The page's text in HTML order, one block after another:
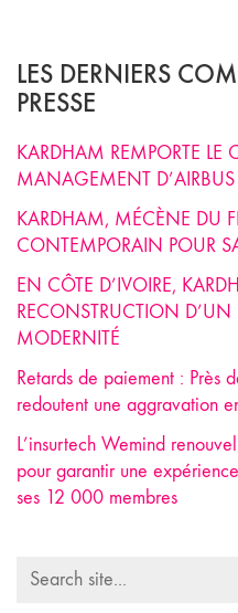
LES DERNIERS
PRESSE
KARDHAM REMPORTE LE
MANAGEMENT D’AIRBUS
KARDHAM, MÉCÈNE DU
CONTEMPORAIN POUR
EN CÔTE D’IVOIRE,
RECONSTRUCTION D’UN
MODERNITÉ
Retards de paiement : Près
redoutent une aggravation
L’insurtech Wemind
pour garantir une
ses 12 000 membres
Search